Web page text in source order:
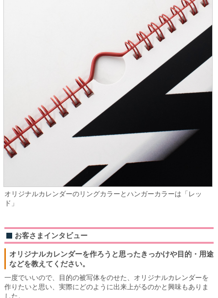
オリジナルカレンダーのリングカラーとハンガーカラーは「レッ
ド」
お客さまインタビュー
オリジナルカレンダーを作ろうと思ったきっかけや目的・用途
などを教えてください。
一度でいいので、目的の被写体をのせた、オリジナルカレンダーを
作りたいと思い、実際にどのように出来上がるのかと興味もありま
した。